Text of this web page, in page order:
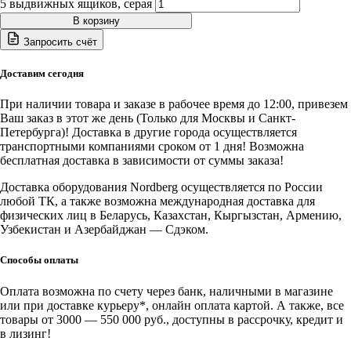
5 выдвижных ящиков, серая
В корзину
Запросить счёт
Доставим сегодня
При наличии товара и заказе в рабочее время до 12:00, привезем
Ваш заказ в этот же день (Только для Москвы и Санкт-
Петербурга)! Доставка в другие города осуществляется
транспортными компаниями сроком от 1 дня! Возможна
бесплатная доставка в зависимости от суммы заказа!
Доставка оборудования Nordberg осуществляется по России
любой ТК, а также возможна международная доставка для
физических лиц в Беларусь, Казахстан, Кыргызстан, Армению,
Узбекистан и Азербайджан — Сдэком.
Способы оплаты
Оплата возможна по счету через банк, наличными в магазине
или при доставке курьеру*, онлайн оплата картой. А также, все
товары от 3000 — 550 000 руб., доступны в рассрочку, кредит и
в лизинг!